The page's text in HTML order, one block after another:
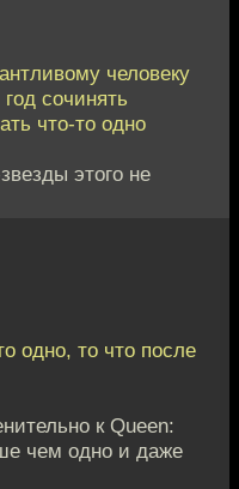
человеку
сочинять
что-то одно
этого не
одно, то что после
к Queen:
чем одно и даже